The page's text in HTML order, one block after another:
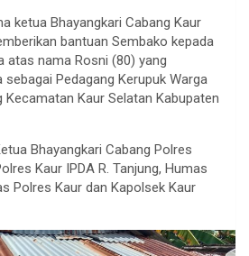
ketua Bhayangkari Cabang Kaur
bantuan Sembako kepada
atas nama Rosni (80) yang
sebagai Pedagang Kerupuk Warga
Kecamatan Kaur Selatan Kabupaten
Bhayangkari Cabang Polres
Kaur IPDA R. Tanjung, Humas
Polres Kaur dan Kapolsek Kaur